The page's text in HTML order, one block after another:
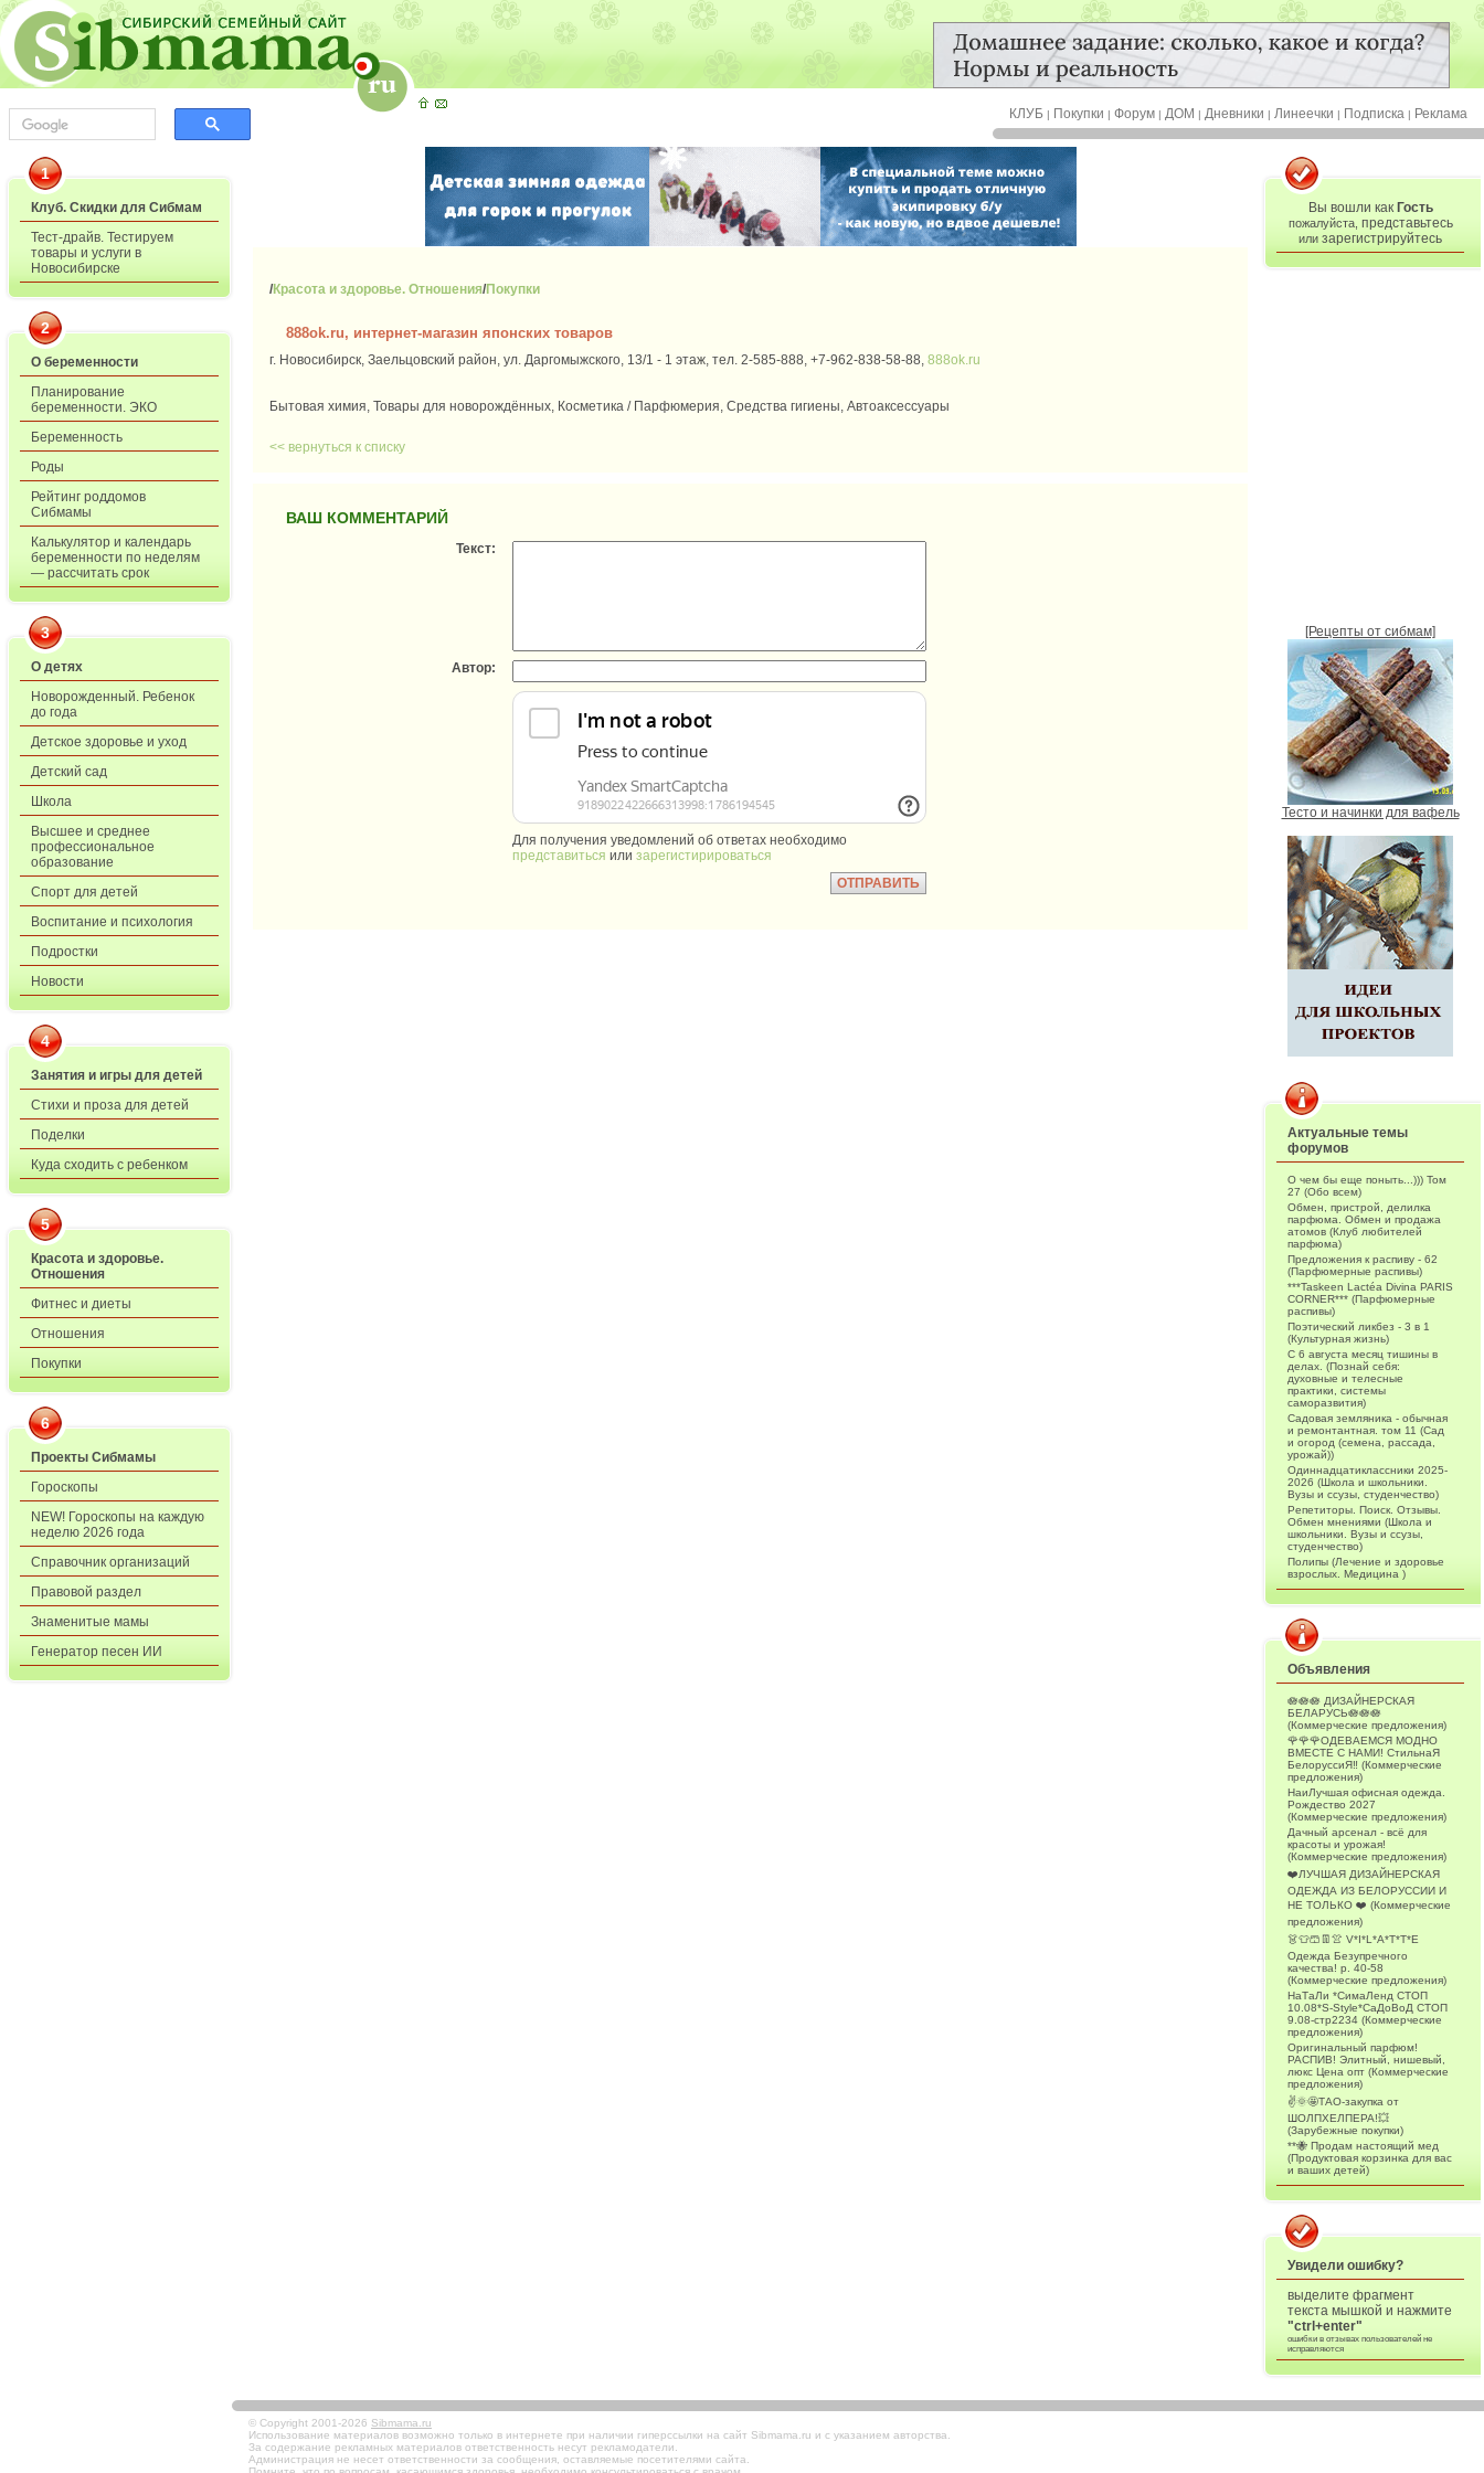
КЛУБ | Покупки | Форум | ДОМ | Дневники | Линеечки | Подписка | Реклама
1
Клуб. Скидки для Сибмам
Тест-драйв. Тестируем
товары и услуги в
Новосибирске
2
О беременности
Планирование
беременности. ЭКО
Беременность
Роды
Рейтинг роддомов
Сибмамы
Калькулятор и календарь
беременности по неделям
— рассчитать срок
3
О детях
Новорожденный. Ребенок
до года
Детское здоровье и уход
Детский сад
Школа
Высшее и среднее
профессиональное
образование
Спорт для детей
Воспитание и психология
Подростки
Новости
4
Занятия и игры для детей
Стихи и проза для детей
Поделки
Куда сходить с ребенком
5
Красота и здоровье.
Отношения
Фитнес и диеты
Отношения
Покупки
6
Проекты Сибмамы
Гороскопы
NEW! Гороскопы на каждую
неделю 2026 года
Справочник организаций
Правовой раздел
Знаменитые мамы
Генератор песен ИИ
/Красота и здоровье. Отношения/Покупки
888ok.ru, интернет-магазин японских товаров
г. Новосибирск, Заельцовский район, ул. Даргомыжского, 13/1 - 1 этаж, тел. 2-585-888, +7-962-838-58-88, 888ok.ru
Бытовая химия, Товары для новорождённых, Косметика / Парфюмерия, Средства гигиены, Автоаксессуары
<< вернуться к списку
ВАШ КОММЕНТАРИЙ
Текст:
Автор:
Для получения уведомлений об ответах необходимо
представиться или зарегистирироваться
Вы вошли как Гость
пожалуйста, представьтесь
или зарегистрируйтесь
[Рецепты от сибмам]
Тесто и начинки для вафель
Актуальные темы
форумов
О чем бы еще поныть...))) Том
27 (Обо всем)
Обмен, пристрой, делилка
парфюма. Обмен и продажа
атомов (Клуб любителей
парфюма)
Предложения к распиву - 62
(Парфюмерные распивы)
***Taskeen Lactéa Divina PARIS
CORNER*** (Парфюмерные
распивы)
Поэтический ликбез - 3 в 1
(Культурная жизнь)
С 6 августа месяц тишины в
делах. (Познай себя:
духовные и телесные
практики, системы
саморазвития)
Садовая земляника - обычная
и ремонтантная. том 11 (Сад
и огород (семена, рассада,
урожай))
Одиннадцатиклассники 2025-
2026 (Школа и школьники.
Вузы и ссузы, студенчество)
Репетиторы. Поиск. Отзывы.
Обмен мнениями (Школа и
школьники. Вузы и ссузы,
студенчество)
Полипы (Лечение и здоровье
взрослых. Медицина )
Объявления
🪷🪷🪷 ДИЗАЙНЕРСКАЯ
БЕЛАРУСЬ🪷🪷🪷
(Коммерческие предложения)
🌹🌹🌹ОДЕВАЕМСЯ МОДНО
ВМЕСТЕ С НАМИ! СтильнаЯ
БелоруссиЯ‼ (Коммерческие
предложения)
НаиЛучшая офисная одежда.
Рождество 2027
(Коммерческие предложения)
Дачный арсенал - всё для
красоты и урожая!
(Коммерческие предложения)
❤️ЛУЧШАЯ ДИЗАЙНЕРСКАЯ
ОДЕЖДА ИЗ БЕЛОРУССИИ И
НЕ ТОЛЬКО ❤️ (Коммерческие
предложения)
👗👕🩳👖👚 V*I*L*A*T*T*E
Одежда Безупречного
качества! р. 40-58
(Коммерческие предложения)
НаТаЛи *СимаЛенд СТОП
10.08*S-Style*СаДоВоД СТОП
9.08-стр2234 (Коммерческие
предложения)
Оригинальный парфюм!
РАСПИВ! Элитный, нишевый,
люкс Цена опт (Коммерческие
предложения)
✌️🌞🤩ТАО-закупка от
ШОЛПХЕЛПЕРА!💥
(Зарубежные покупки)
**🐝 Продам настоящий мед
(Продуктовая корзинка для вас
и ваших детей)
Увидели ошибку?
выделите фрагмент
текста мышкой и нажмите
"ctrl+enter"
ошибки в отзывах пользователей не
исправляются
© Copyright 2001-2026 Sibmama.ru
Использование материалов возможно только в интернете при наличии гиперссылки на сайт Sibmama.ru и с указанием авторства.
За содержание рекламных материалов ответственность несут рекламодатели.
Администрация не несет ответственности за сообщения, оставляемые посетителями сайта.